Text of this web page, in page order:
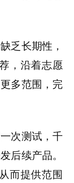
乏长期性，
，沿着志愿
多范围，完
次测试，千
后续产品。
而提供范围